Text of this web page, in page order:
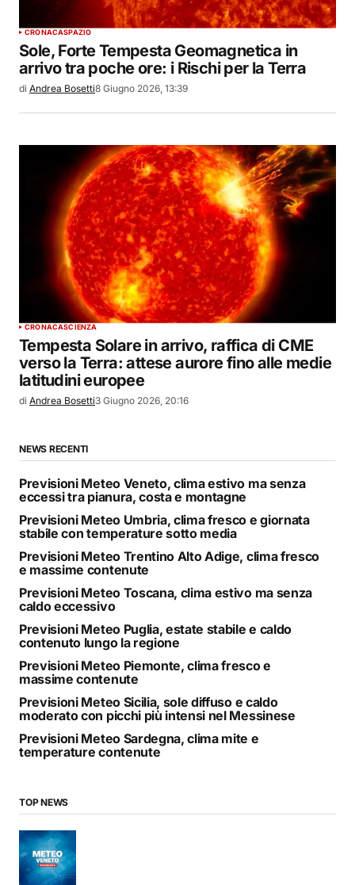
CRONACASPAZIO
Sole, Forte Tempesta Geomagnetica in
arrivo tra poche ore: i Rischi per la Terra
di Andrea Bosetti8 Giugno 2026, 13:39
CRONACASCIENZA
Tempesta Solare in arrivo, raffica di CME
verso la Terra: attese aurore fino alle medie
latitudini europee
di Andrea Bosetti3 Giugno 2026, 20:16
NEWS RECENTI
Previsioni Meteo Veneto, clima estivo ma senza
eccessi tra pianura, costa e montagne
Previsioni Meteo Umbria, clima fresco e giornata
stabile con temperature sotto media
Previsioni Meteo Trentino Alto Adige, clima fresco
e massime contenute
Previsioni Meteo Toscana, clima estivo ma senza
caldo eccessivo
Previsioni Meteo Puglia, estate stabile e caldo
contenuto lungo la regione
Previsioni Meteo Piemonte, clima fresco e
massime contenute
Previsioni Meteo Sicilia, sole diffuso e caldo
moderato con picchi più intensi nel Messinese
Previsioni Meteo Sardegna, clima mite e
temperature contenute
TOP NEWS